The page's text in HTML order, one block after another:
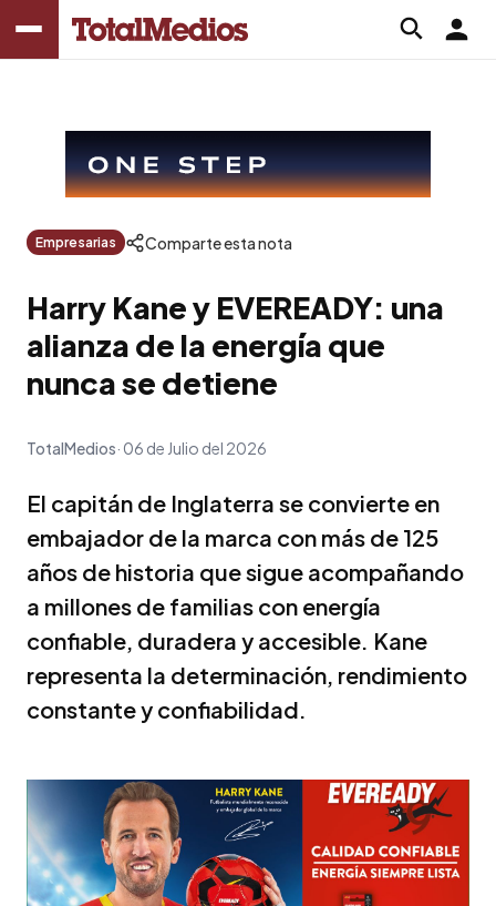
Empresarias Comparte esta nota
Harry Kane y EVEREADY: una
alianza de la energía que
nunca se detiene
TotalMedios 06 de Julio del 2026
El capitán de Inglaterra se convierte en
embajador de la marca con más de 125
años de historia que sigue acompañando
a millones de familias con energía
confiable, duradera y accesible. Kane
representa la determinación, rendimiento
constante y confiabilidad.